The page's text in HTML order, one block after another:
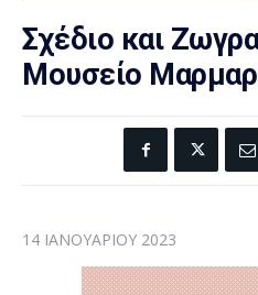
Σχέδιο και
Μουσείο
14 ΙΑΝΟΥΑΡΊΟΥ 2023